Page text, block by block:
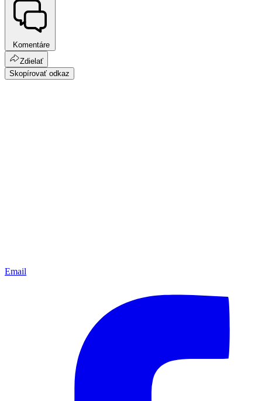
Komentáre
Zdielať
Skopírovať odkaz
Email